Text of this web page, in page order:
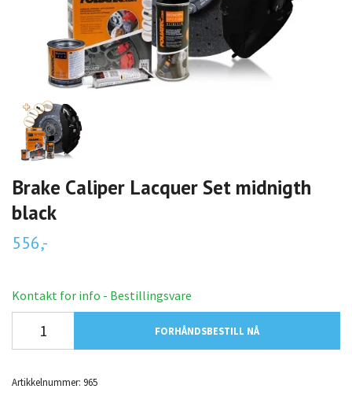
Brake Caliper Lacquer Set midnigth
black
556,-
Kontakt for info - Bestillingsvare
FORHÅNDSBESTILL NÅ
Artikkelnummer: 965